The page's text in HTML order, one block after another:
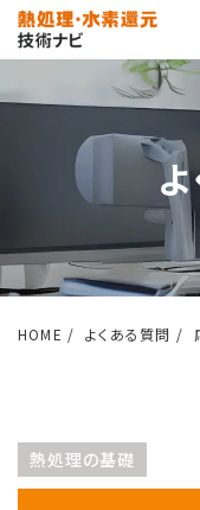
HOME よくある質問
熱処理の基礎